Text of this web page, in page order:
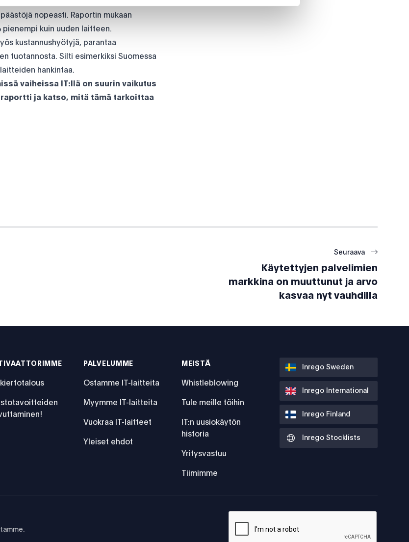
nopeasti. Raportin mukaan
kuin uuden laitteen.
kustannushyötyjä, parantaa
tuotannosta. Silti esimerkiksi Suomessa
hankintaa.
vaiheissa IT:llä on suurin vaikutus
ja katso, mitä tämä tarkoittaa
Seuraava
Käytettyjen palvelimien
markkina on muuttunut ja arvo
kasvaa nyt vauhdilla
ei riitä?
kiertotalous
PALVELUMME
Ostamme IT-laitteita
Myymme IT-laitteita
Vuokraa IT-laitteet
Yleiset ehdot
MEISTÄ
Whistleblowing
Tule meille töihin
IT:n uusiokäytön
historia
Yritysvastuu
Tiimimme
Inrego Sweden
Inrego International
Inrego Finland
Inrego Stocklists